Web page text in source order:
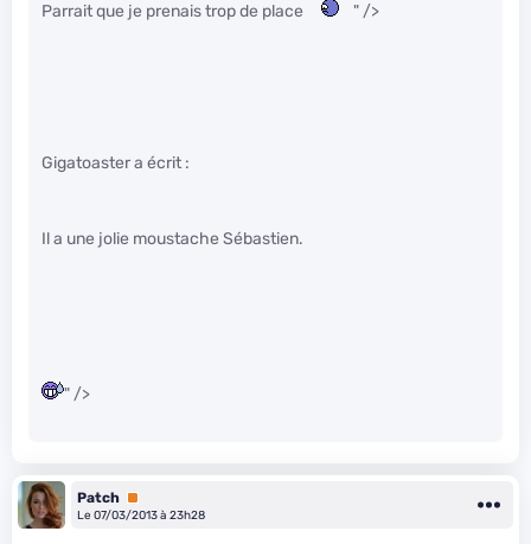
Parrait que je prenais trop de place " />
Gigatoaster a écrit :
Il a une jolie moustache Sébastien.
" />
Patch Premium
Le 07/03/2013 à 23h28